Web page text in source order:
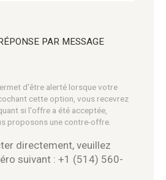
PAR MESSAGE
d'être alerté lorsque votre
cette option, vous recevrez
si l'offre a été acceptée,
proposons une contre-offre.
directement, veuillez
suivant : +1 (514) 560-